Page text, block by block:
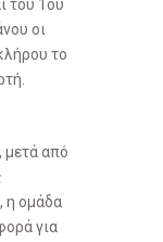
του 1ου
οι
το
μετά από
η ομάδα
για